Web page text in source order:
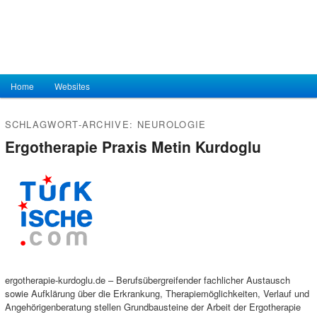
Hauptmenü
Zum Inhalt wechseln
Zum sekundären Inhalt wechseln
Home Websites
SCHLAGWORT-ARCHIVE: NEUROLOGIE
Ergotherapie Praxis Metin Kurdoglu
ergotherapie-kurdoglu.de – Berufsübergreifender fachlicher Austausch
sowie Aufklärung über die Erkrankung, Therapiemöglichkeiten, Verlauf und
Angehörigenberatung stellen Grundbausteine der Arbeit der Ergotherapie